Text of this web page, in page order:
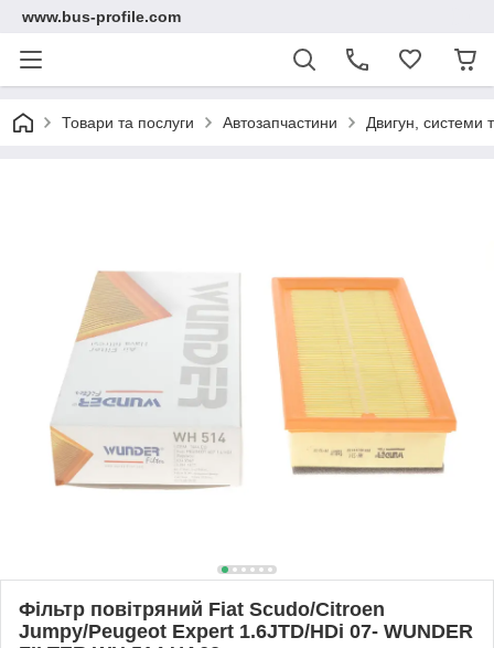
www.bus-profile.com
Товари та послуги Автозапчастини Двигун, системи
Фільтр повітряний Fiat Scudo/Citroen
Jumpy/Peugeot Expert 1.6JTD/HDi 07- WUNDER